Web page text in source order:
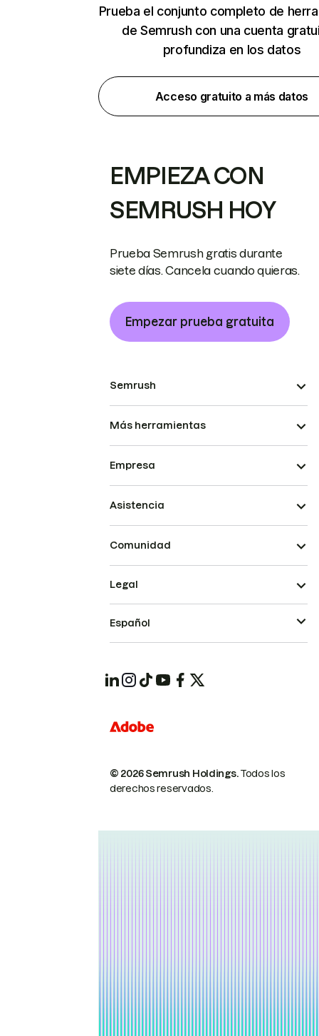
Prueba el conjunto completo de
de Semrush con una cuenta
profundiza en los datos
Acceso gratuito a más datos
EMPIEZA CON
SEMRUSH HOY
Prueba Semrush gratis durante
siete días. Cancela cuando quieras.
Empezar prueba gratuita
Semrush
Más herramientas
Empresa
Asistencia
Comunidad
© 2026 Semrush Holdings.Todos los
derechos reservados.
Legal
Español